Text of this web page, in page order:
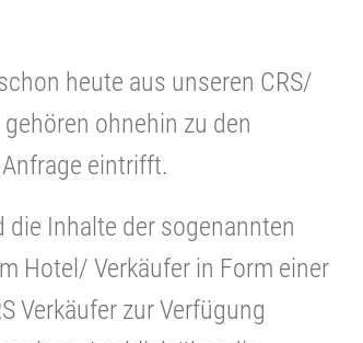
heute aus unseren CRS/
ohnehin zu den
eintrifft.
Inhalte der sogenannten
Hotel/ Verkäufer in Form einer
Verkäufer zur Verfügung